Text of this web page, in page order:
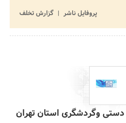
پروفایل ناشر
گزارش تخلف
وگردشگری استان تهران